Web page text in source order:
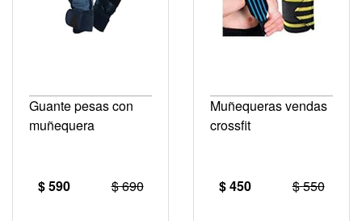
Guante pesas con
muñequera
$ 590 $ 690
Muñequeras vendas
crossfit
$ 450 $ 550